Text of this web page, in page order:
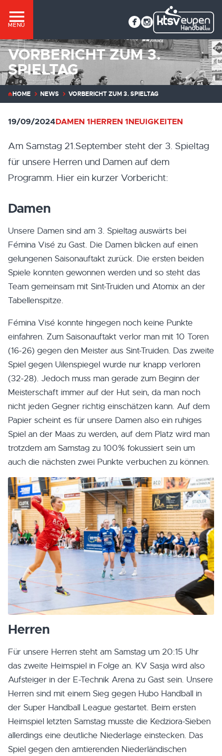
MENÜ
VORBERICHT ZUM 3.
SPIELTAG
HOME NEWS VORBERICHT ZUM 3. SPIELTAG
19/09/2024DAMEN 1HERREN 1NEUIGKEITEN
Am Samstag 21.September steht der 3. Spieltag
für unsere Herren und Damen auf dem
Programm. Hier ein kurzer Vorbericht:
Damen
Unsere Damen sind am 3. Spieltag auswärts bei
Fémina Visé zu Gast. Die Damen blicken auf einen
gelungenen Saisonauftakt zurück. Die ersten beiden
Spiele konnten gewonnen werden und so steht das
Team gemeinsam mit Sint-Truiden und Atomix an der
Tabellenspitze.
Fémina Visé konnte hingegen noch keine Punkte
einfahren. Zum Saisonauftakt verlor man mit 10 Toren
(16-26) gegen den Meister aus Sint-Truiden. Das zweite
Spiel gegen Uilenspiegel wurde nur knapp verloren
(32-28). Jedoch muss man gerade zum Beginn der
Meisterschaft immer auf der Hut sein, da man noch
nicht jeden Gegner richtig einschätzen kann. Auf dem
Papier scheint es für unsere Damen also ein ruhiges
Spiel an der Maas zu werden, auf dem Platz wird man
trotzdem am Samstag zu 100% fokussiert sein um
auch die nächsten zwei Punkte verbuchen zu können.
Herren
Für unsere Herren steht am Samstag um 20:15 Uhr
das zweite Heimspiel in Folge an. KV Sasja wird also
Aufsteiger in der E-Technik Arena zu Gast sein. Unsere
Herren sind mit einem Sieg gegen Hubo Handball in
der Super Handball League gestartet. Beim ersten
Heimspiel letzten Samstag musste die Kedziora-Sieben
allerdings eine deutliche Niederlage einstecken. Das
Spiel gegen den amtierenden Niederländischen